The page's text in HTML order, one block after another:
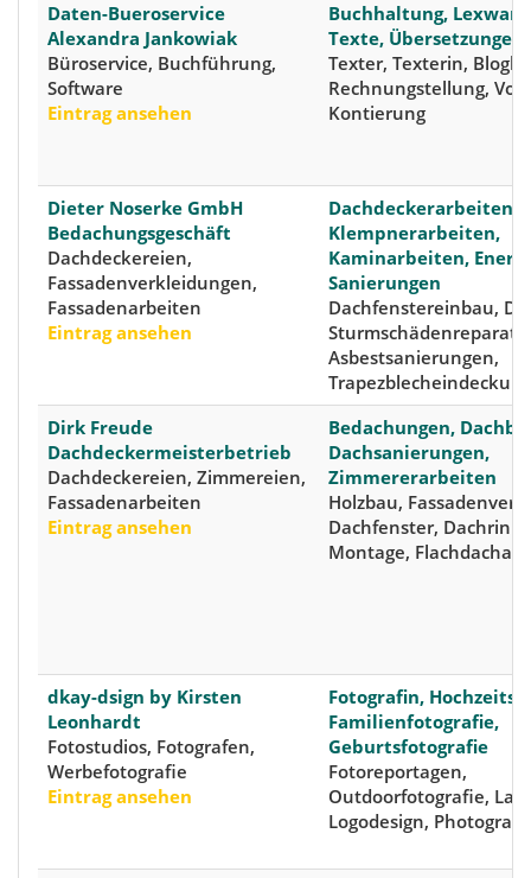
Daten-Bueroservice
Alexandra Jankowiak
Büroservice, Buchführung,
Software
Eintrag ansehen
Buchhaltung,
Texte, Übersetzungen
Texter, Texterin,
Rechnungstellung,
Kontierung
Dieter Noserke GmbH
Bedachungsgeschäft
Dachdeckereien,
Fassadenverkleidungen,
Fassadenarbeiten
Eintrag ansehen
Dachdeckerarbeiten,
Klempnerarbeiten,
Kaminarbeiten,
Sanierungen
Dachfenstereinbau,
Asbestsanierungen,
Dirk Freude
Dachdeckermeisterbetrieb
Dachdeckereien, Zimmereien,
Fassadenarbeiten
Eintrag ansehen
Bedachungen,
Dachsanierungen,
Zimmererarbeiten
Holzbau,
Dachfenster,
Montage,
dkay-dsign by Kirsten
Leonhardt
Fotostudios, Fotografen,
Werbefotografie
Eintrag ansehen
Fotografin,
Familienfotografie,
Geburtsfotografie
Fotoreportagen,
Outdoorfotografie,
Logodesign,